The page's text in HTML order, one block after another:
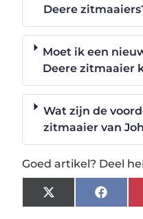
Deere
Moet ik een
Deere zitmaaier
Wat zijn de
zitmaaier van
Goed artikel? Deel
X
(Twitter)